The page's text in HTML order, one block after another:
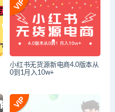
小红书无货源新电商4.0版本从
0到1月入10w+